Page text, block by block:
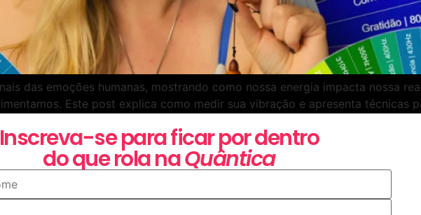
das emoções humanas, mostrando como nossa energia impacta nossa
Este post explica como medir sua vibração e apresenta técnicas
Inscreva-se para ficar por dentro
do que rola naQuântica